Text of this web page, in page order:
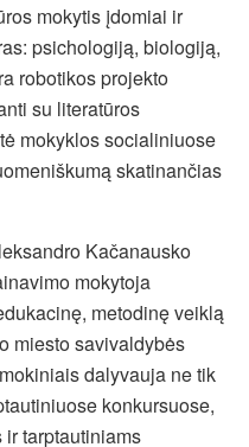
mokytis įdomiai ir
psichologiją, biologiją,
robotikos projekto
su literatūros
mokyklos socialiniuose
skatinančias
Kačanausko
mokytoja
metodinę veiklą
miesto savivaldybės
dalyvauja ne tik
konkursuose,
tarptautiniams